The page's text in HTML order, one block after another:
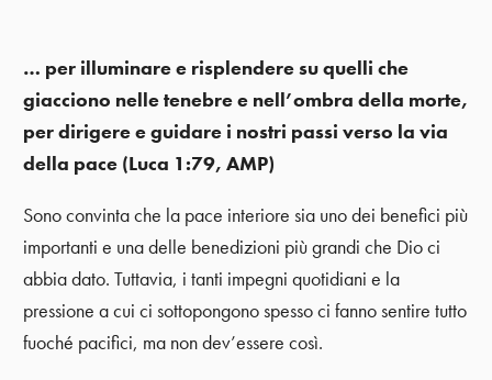
… per illuminare e risplendere su quelli che
giacciono nelle tenebre e nell’ombra della morte,
per dirigere e guidare i nostri passi verso la via
della pace (Luca 1:79, AMP)
Sono convinta che la pace interiore sia uno dei benefici più
importanti e una delle benedizioni più grandi che Dio ci
abbia dato. Tuttavia, i tanti impegni quotidiani e la
pressione a cui ci sottopongono spesso ci fanno sentire tutto
fuoché pacifici, ma non dev’essere così.